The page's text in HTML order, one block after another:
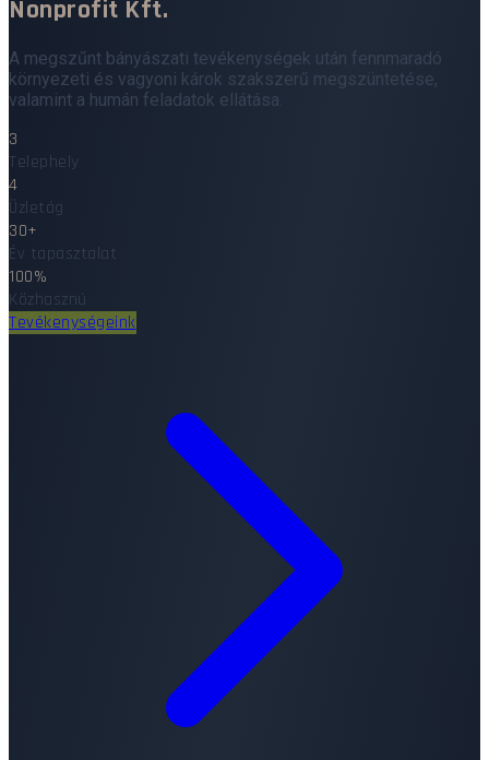
Nonprofit Kft.
A megszűnt bányászati tevékenységek után fennmaradó
környezeti és vagyoni károk szakszerű megszüntetése,
valamint a humán feladatok ellátása.
3
Telephely
4
Üzletág
30+
Év tapasztalat
100%
Közhasznú
Tevékenységeink